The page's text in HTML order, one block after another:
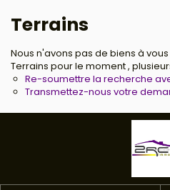
Avis clients
Estimation
Avis clients
Terrains
Nous n'avons pas de biens à
Terrains pour le moment ,
Re-soumettre la recherche
Transmettez-nous votre